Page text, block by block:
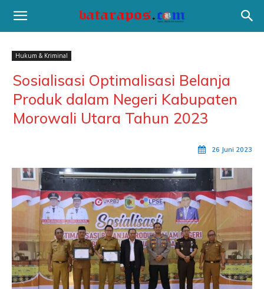
Hukum & Kriminal
Sosialisasi Optimalisasi Belanja
Produk dalam Negeri Kabupaten
Morowali Utara Tahun 2023
26 Juni 2023